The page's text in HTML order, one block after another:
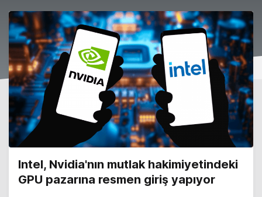
Intel, Nvidia'nın mutlak hakimiyetindeki
GPU pazarına resmen giriş yapıyor